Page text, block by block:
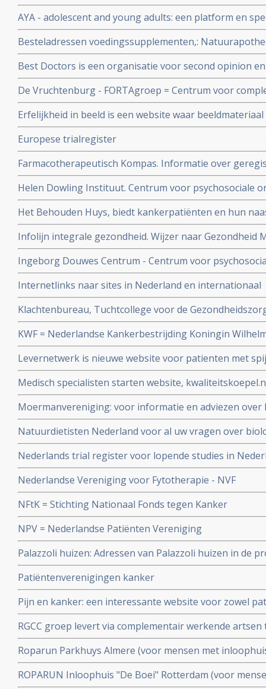
AYA - adolescent and young adults: een platform en
en jong volwassenen met kanker binnen het Radboud
Besteladressen voedingssupplementen,:
korting op voedingsuppletie voor onze donateurs.
Best Doctors is een organisatie voor second opinion
De Vruchtenburg - FORTAgroep = Centrum voor
mensen met kanker in de meest brede vorm met de
voor kinderen en volwassenen met kanker
Erfelijkheid in beeld is een website waar beeldmateriaal
erfelijke ziektes, waaronder ook erfelijke vormen van
te bekijken.
Europese trialregister
Farmacotherapeutisch Kompas. Informatie over
verkrijgbare medicijnen inclusief bijwerkingen enz.
Helen Dowling Instituut. Centrum voor psychosociale
kankerpatiënten en hun naasten.
Het Behouden Huys, biedt kankerpatiënten en hun
betrokken begeleiding bij de verwerking van de
gevolgen van kanker.
Infolijn integrale gezondheid. Wijzer naar Gezondheid
zelfregie, meer leefstijladvies
Ingeborg Douwes Centrum - Centrum voor
kankerpatiënten en hun naasten
Internetlinks naar sites in Nederland en internationaal
Klachtenbureau, Tuchtcollege voor de
deponeren van klachten over slechte behandelingen
KWF = Nederlandse Kankerbestrijding Koningin
Levernetwerk is nieuwe website voor patienten met
leveruitzaaiingen in Zuidwest Nederland met actuele
en nieuwste ontwikkelingen.
Medisch specialisten starten website,
waaraan zij moeten voldoen en of zij daaraan voldoen.
Moermanvereniging: voor informatie en adviezen
Natuurdietisten Nederland voor al uw vragen over
mineralen en dieeten
Nederlands trial register voor lopende studies in
Nederlandse Vereniging voor Fytotherapie - NVF
NFtK = Stichting Nationaal Fonds tegen Kanker
NPV = Nederlandse Patiënten Vereniging
Palazzoli huizen: Adressen van Palazzoli huizen in de
ondersteuning aan mensen met kanker en hun familie
Patiëntenverenigingen kanker
Pijn en kanker: een interessante website voor zowel
RGCC groep levert via complementair werkende
mineralen tekorten en gevoeligheidstesten voor
Roparun Parkhuys Almere (voor mensen met
ernstige of chronische ziekte en hun naasten) Artikel
ROPARUN Inloophuis "De Boei" Rotterdam (voor